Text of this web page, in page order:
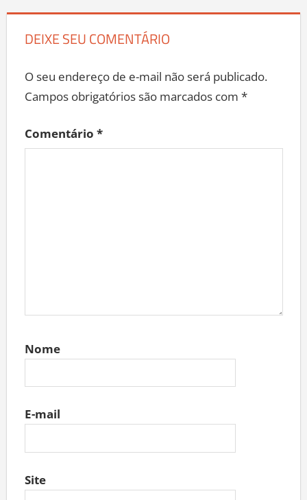
DEIXE SEU COMENTÁRIO
O seu endereço de e-mail não será publicado.
Campos obrigatórios são marcados com *
Comentário *
Nome
E-mail
Site